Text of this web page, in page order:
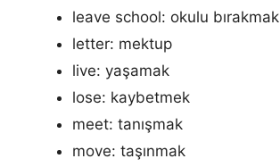
leave school: okulu bırakmak
letter: mektup
live: yaşamak
lose: kaybetmek
meet: tanışmak
move: taşınmak